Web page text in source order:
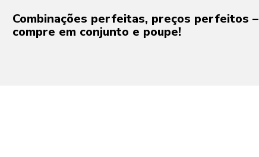
Combinações perfeitas, preços perfeitos –
compre em conjunto e poupe!